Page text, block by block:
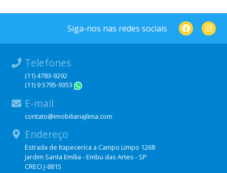
Siga-nos nas redes sociais
Telefones
(11) 4783-9292
(11) 9 5795-9353
E-mail
contato@imobiliariajlima.com
Endereço
Estrada de Itapecerica a Campo Limpo 1268
Jardim Santa Emília - Embu das Artes - SP
CRECI J-8815